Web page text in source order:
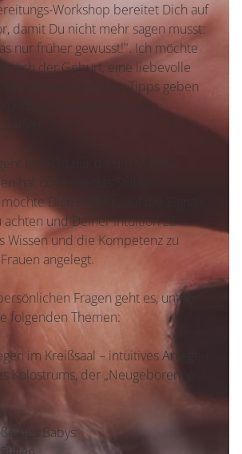
Workshop bereitet Dich auf
damit Du nicht mehr sagen musst:
nur früher gewusst!". Ich möchte
nach der Geburt, eine liebevolle
und wertvolle Tipps geben
für eine liebevolle
es nicht nur darum, welche
hat oder wie das Stillen
Dich stärken, auf die Signale
achten und Deiner Intuition zu
Wissen und die Kompetenz zu
angelegt.
Fragen geht es, unter
folgenden Themen:
im Kreißsaal – intuitives Anlegen
Kolostrums, der „Neugeborenen-
des Babys